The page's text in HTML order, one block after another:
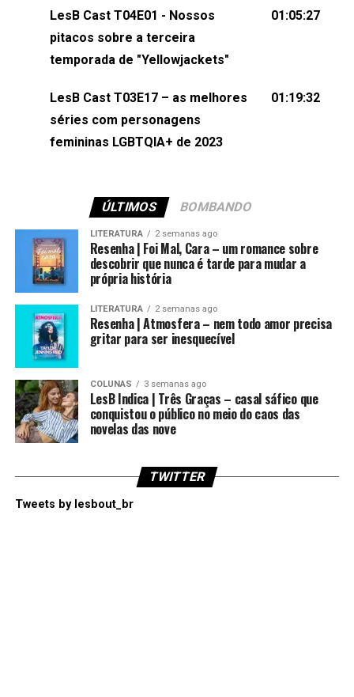
(⁠⁠⁠⁠⁠⁠@KarolenPassos⁠⁠⁠⁠⁠⁠)Participação de Bruna Fentanes
(⁠⁠⁠⁠@brunarfentanes⁠⁠⁠⁠) e Pollyelly FlorêncioEdição de
Naiady Machado
LesB Cast T04E01 - Nossos
pitacos sobre a terceira
temporada de "Yellowjackets"
01:05:27
LesB Cast T03E17 – as melhores
séries com personagens
femininas LGBTQIA+ de 2023
01:19:32
ÚLTIMOS BOMBANDO
LITERATURA 2 semanas ago
Resenha | Foi Mal, Cara – um romance sobre
descobrir que nunca é tarde para mudar a
própria história
LITERATURA 2 semanas ago
Resenha | Atmosfera – nem todo amor precisa
gritar para ser inesquecível
COLUNAS 3 semanas ago
LesB Indica | Três Graças – casal sáfico que
conquistou o público no meio do caos das
novelas das nove
TWITTER
Tweets by lesbout_br